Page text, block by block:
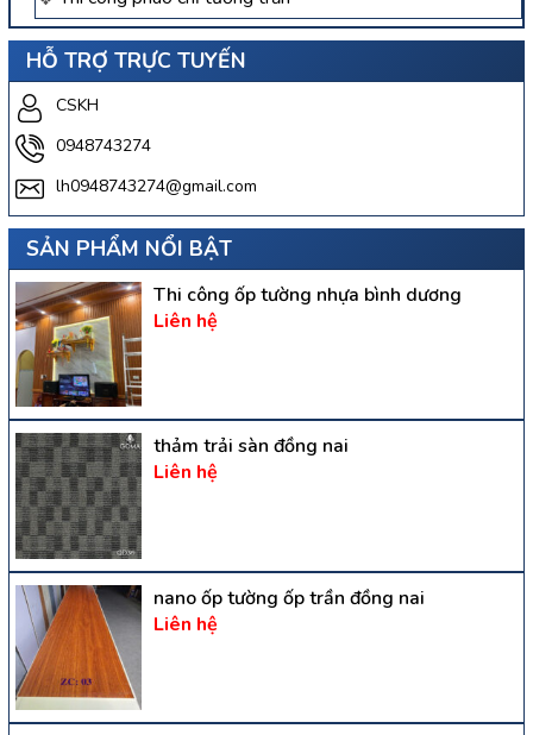
HỖ TRỢ TRỰC TUYẾN
CSKH
0948743274
lh0948743274@gmail.com
SẢN PHẨM NỔI BẬT
Thi công ốp tường nhựa bình dương
Liên hệ
thảm trải sàn đồng nai
Liên hệ
nano ốp tường ốp trần đồng nai
Liên hệ